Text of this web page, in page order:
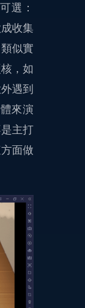
選：
收集
似實
，如
遇到
來演
主打
面做